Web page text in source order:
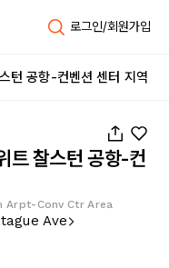
로그인/회원가입
턴 공항-컨벤션 센터 지역
트 찰스턴 공항-컨
Arpt-Conv Ctr Area
Ave